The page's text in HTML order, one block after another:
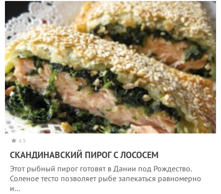
4.9
СКАНДИНАВСКИЙ ПИРОГ С ЛОСОСЕМ
Этот рыбный пирог готовят в Дании под Рождество.
Соленое тесто позволяет рыбе запекаться равномерно
и…